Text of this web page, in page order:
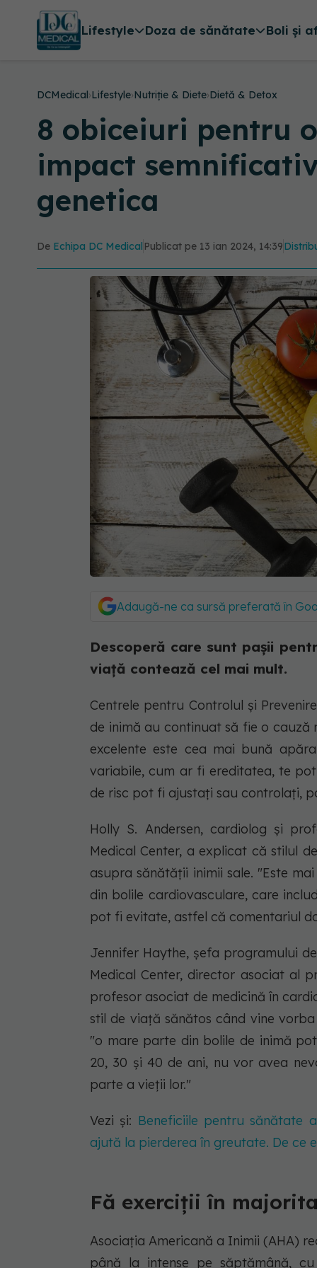
Lifestyle Doza de sănătate Boli și
DCMedical›Lifestyle›Nutriție & Diete›Dietă & Detox
8 obiceiuri pentru
impact
genetica
De Echipa DC Medical Publicat pe 13 ian 2024, 14:39
Adaugă-ne ca sursă preferată în
Descoperă care sunt pașii
viață contează cel mai mult.
Centrele pentru Controlul și
de inimă au continuat să fie o cauză
excelente este cea mai bună
variabile, cum ar fi ereditatea, te
de risc pot fi ajustați sau controlați,
Holly S. Andersen, cardiolog și
Medical Center, a explicat că stilul
asupra sănătății inimii sale. "Este
din bolile cardiovasculare, care
pot fi evitate, astfel că comentariul
Jennifer Haythe, șefa programului
Medical Center, director asociat al
profesor asociat de medicină în
stil de viață sănătos când vine
"o mare parte din bolile de inimă
20, 30 și 40 de ani, nu vor avea
parte a vieții lor."
Vezi și: Beneficiile pentru sănătate
ajută la pierderea în greutate. De ce
Fă exerciții în
Asociația Americană a Inimii (AHA)
până la intense pe săptămână,